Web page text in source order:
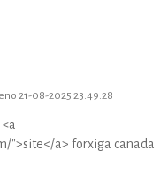
21-08-2025 23:49:28
">site</a> forxiga canada